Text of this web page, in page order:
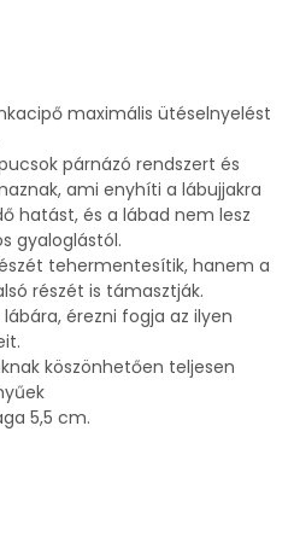
maximális ütéselnyelést
párnázó rendszert és
ami enyhíti a lábujjakra
hatást, és a lábad nem lesz
gyaloglástól.
tehermentesítik, hanem a
részét is támasztják.
érezni fogja az ilyen
köszönhetően teljesen
5,5 cm.